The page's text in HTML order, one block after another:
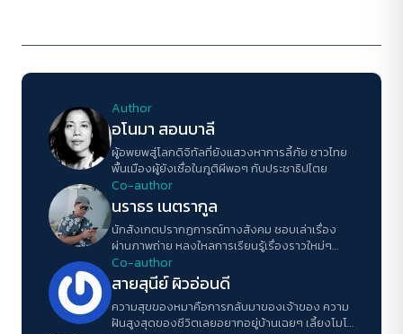
Author
อโนมา สอนบาลี
ผู้อพยพสู่โลกดิจิทัลที่ยังแสวงหาการลี้ภัย ชาวไทย
พื้นเมืองผู้ยังเชื่อในภูติผีพอๆ กับประชาธิปไตย
Co-author
นราธร เนตรากูล
นักสังเกตปรากฏการณ์ทางสังคม ชอบเล่าเรื่อง
ผ่านภาพถ่าย หลงใหลการเรียนรู้เรื่องราวใหม่ๆ
รอบตัว ใช้ธรรมชาติกับเม็ดฝนที่เกาะกระจกหน้าต่าง
เป็นเครื่องหล่อเลี้ยงชีวิต
Co-author
สายสุนีย์ ผิวอ่อนดี
ความสุขของหมาคือการกลับมาของเจ้าของ ความ
ฝันสูงสุดของชีวิตเลยอยากอยู่บ้านเฉยๆ เลี้ยงโมโม่